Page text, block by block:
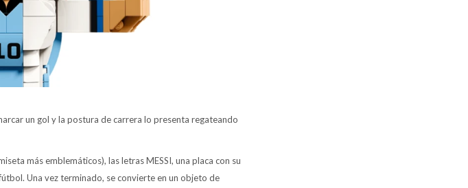
un gol y la postura de carrera lo presenta regateando
más emblemáticos), las letras MESSI, una placa con su
Una vez terminado, se convierte en un objeto de